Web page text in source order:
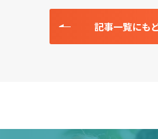
記事一覧にも